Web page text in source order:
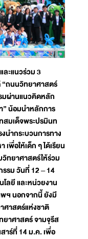
ะแนวร่วม 3
“ถนนวิทยาศาสตร์
มผ่านแนวคิดหลัก
น้อมนำหลักการ
สมเด็จพระปรมินท
นำกระบวนการทาง
พื่อให้เด็ก ๆ ได้เรียน
วิทยาศาสตร์ให้ร่วม
รม วันที่ 12 – 14
โลยี และหน่วยงาน
ฯ นอกจากนี้ ยังมี
าสตร์แห่งชาติ
าศาสตร์ จามจุรีส
าร์ที่ 14 ม.ค. เพื่อ